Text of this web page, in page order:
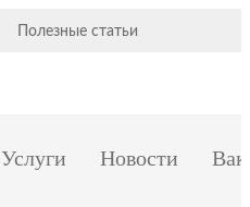
Полезные статьи
Услуги Новости